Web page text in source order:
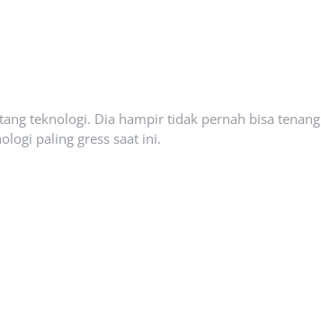
teknologi. Dia hampir tidak pernah bisa tenang
paling gress saat ini.